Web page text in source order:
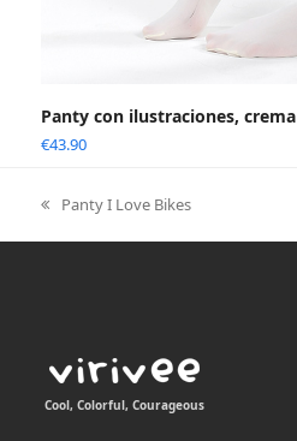
Panty con ilustraciones, crema
€43.90
previous
post:
Panty I Love Bikes
Cool, Colorful, Courageous